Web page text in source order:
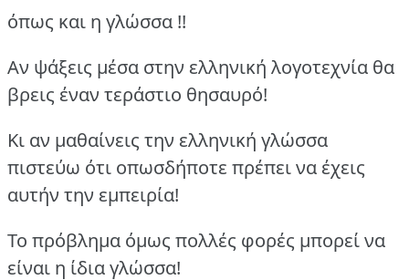
όπως και η γλώσσα !!
Αν ψάξεις μέσα στην ελληνική λογοτεχνία θα
βρεις έναν τεράστιο θησαυρό!
Κι αν μαθαίνεις την ελληνική γλώσσα
πιστεύω ότι οπωσδήποτε πρέπει να έχεις
αυτήν την εμπειρία!
Το πρόβλημα όμως πολλές φορές μπορεί να
είναι η ίδια γλώσσα!